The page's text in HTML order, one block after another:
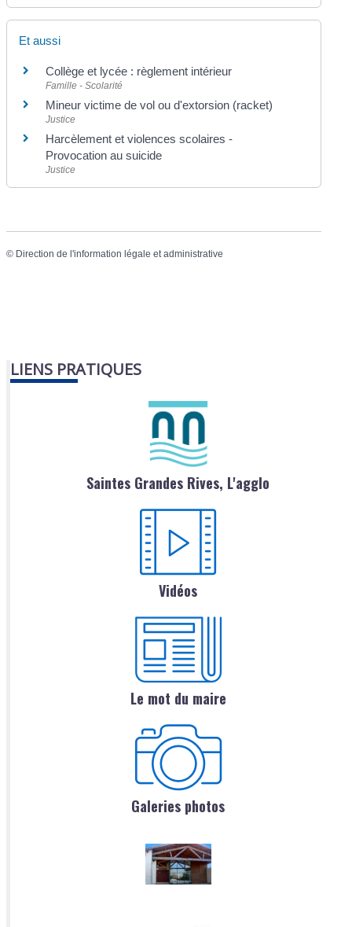
Et aussi
Collège et lycée : règlement intérieur
Famille - Scolarité
Mineur victime de vol ou d'extorsion (racket)
Justice
Harcèlement et violences scolaires -
Provocation au suicide
Justice
© Direction de l'information légale et administrative
LIENS PRATIQUES
Saintes Grandes Rives, L'agglo
Vidéos
Le mot du maire
Galeries photos